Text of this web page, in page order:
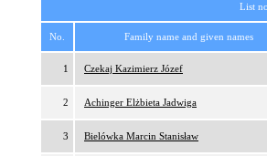
List
No. Family name and given names
1 Czekaj Kazimierz Józef
2 Achinger Elżbieta Jadwiga
3 Bielówka Marcin Stanisław